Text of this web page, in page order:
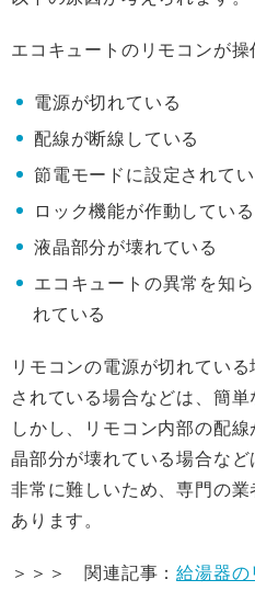
エコキュートのリモコンが
電源が切れている
配線が断線している
節電モードに設定されて
ロック機能が作動している
液晶部分が壊れている
エコキュートの異常を知
れている
リモコンの電源が切れてい
されている場合などは、簡単
しかし、リモコン内部の配
晶部分が壊れている場合な
非常に難しいため、専門の
あります。
＞＞＞ 関連記事：給湯器の